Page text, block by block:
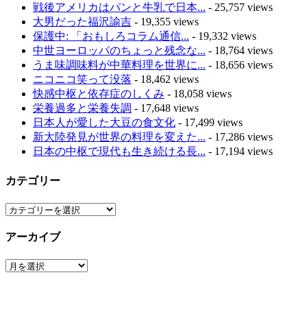
戦後アメリカはパンと牛乳で日本... - 25,757 views
大男だった福沢諭吉 - 19,355 views
保護中: 「おもしろコラム通信... - 19,332 views
中世ヨーロッパのちょっと残念な... - 18,764 views
うま味調味料が中華料理を世界に... - 18,656 views
ニコニコ笑って没落 - 18,462 views
快感中枢と依存症のしくみ - 18,058 views
栄養過多と栄養失調 - 17,648 views
日本人が愛した大豆の食文化 - 17,499 views
新大陸発見が世界の料理を変えた... - 17,286 views
日本の中枢で現代も生き続ける長... - 17,194 views
カテゴリー
カ
ゴ
ー
アーカイブ
ア